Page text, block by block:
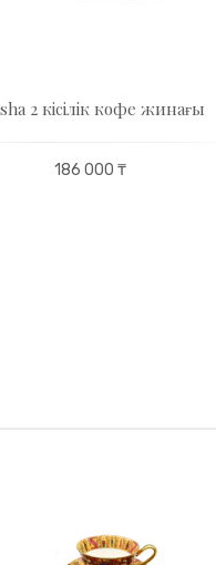
2 кісілік кофе жинағы
186 000 ₸